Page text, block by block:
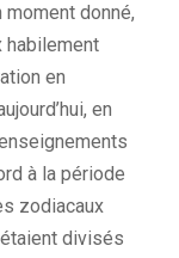
moment donné,
habilement
en
en
à la période
zodiacaux
divisés